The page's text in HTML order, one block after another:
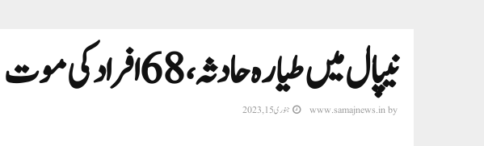
نیپال میں طیارہ حادثہ، 68افراد کی موت
by
www.samajnews.in جنوری 15, 2023